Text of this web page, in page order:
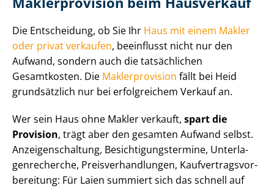
Die Entscheidung, ob Sie Ihr Haus mit einem Makler
oder privat verkaufen, beeinflusst nicht nur den
Aufwand, sondern auch die tatsächlichen
Gesamtkosten. Die Maklerprovision fällt bei Heid
grundsätzlich nur bei erfolgreichem Verkauf an.
Wer sein Haus ohne Makler verkauft, spart die
Provision, trägt aber den gesamten Aufwand selbst.
An­zei­gen­schal­tung, Be­sich­ti­gungs­ter­mi­ne, Un­ter­la­
gen­re­cher­che, Preis­ver­hand­lun­gen, Kauf­ver­trags­vor­
be­rei­tung: Für Laien summiert sich das schnell auf